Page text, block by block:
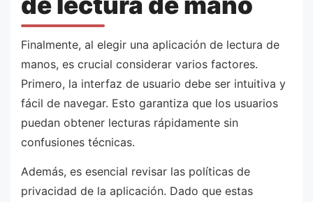
Finalmente, al elegir una aplicación de lectura de
manos, es crucial considerar varios factores.
Primero, la interfaz de usuario debe ser intuitiva y
fácil de navegar. Esto garantiza que los usuarios
puedan obtener lecturas rápidamente sin
confusiones técnicas.
Además, es esencial revisar las políticas de
privacidad de la aplicación. Dado que estas